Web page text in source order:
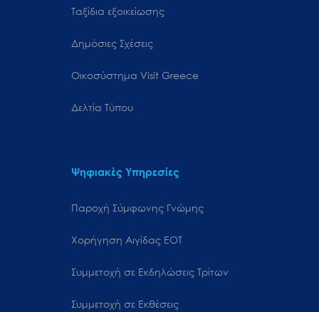
Ταξίδια εξοικείωσης
Δημόσιες Σχέσεις
Oικοσύστημα Visit Greece
Δελτία Τύπου
Ψηφιακές Υπηρεσίες
Παροχή Σύμφωνης Γνώμης
Χορήγηση Αιγίδας ΕΟΤ
Συμμετοχή σε Εκδηλώσεις Τρίτων
Συμμετοχή σε Εκθέσεις